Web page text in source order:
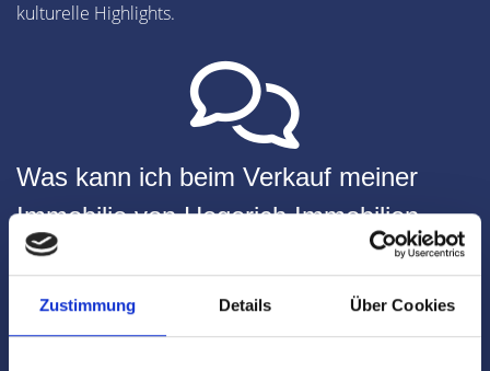
Zustimmung Details Über Cookies
kulturelle Highlights.
Was kann ich beim Verkauf meiner
Immobilie von Hegerich Immobilien
erwarten?
Sie können einen Rundum-Service mit individuellen